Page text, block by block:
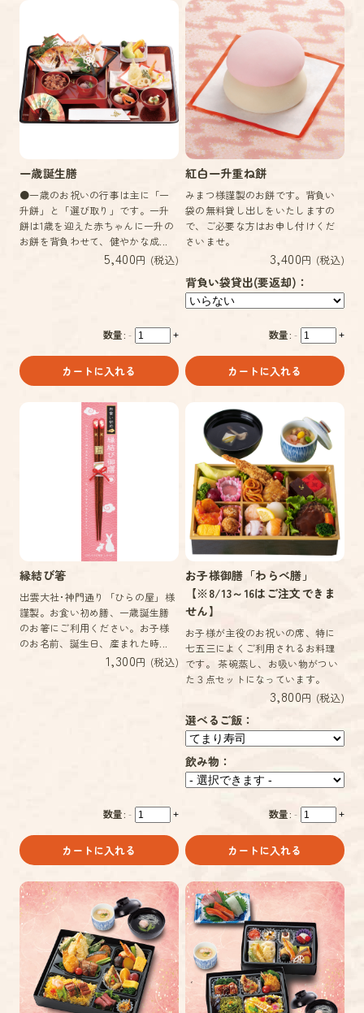
一歳誕生膳
●一歳のお祝いの行事は主に「一
升餅」と「選び取り」です。一升
餅は1歳を迎えた赤ちゃんに一升の
お餅を背負わせて、健やかな成...
5,400円 (税込)
数量: - +
カートに入れる
紅白一升重ね餅
みまつ様謹製のお餅です。背負い
袋の無料貸し出しをいたしますの
で、ご必要な方はお申し付けくだ
さいませ。
3,400円 (税込)
背負い袋貸出(要返却)：
数量: - +
カートに入れる
縁結び箸
出雲大社･神門通り「ひらの屋」様
謹製。お食い初め膳、一歳誕生膳
のお箸にご利用ください。お子様
のお名前、誕生日、産まれた時...
1,300円 (税込)
数量: - +
カートに入れる
お子様御膳「わらべ膳」
【※8/13～16はご注文できま
せん】
お子様が主役のお祝いの席、特に
七五三によくご利用されるお料理
です。 茶碗蒸し、お吸い物がつい
た３点セットになっています。
3,800円 (税込)
選べるご飯：
飲み物：
数量: - +
カートに入れる